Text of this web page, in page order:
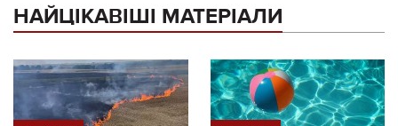
НАЙЦІКАВІШІ МАТЕРІАЛИ